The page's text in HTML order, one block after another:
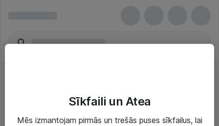
Sīkfaili un Atea
Mēs izmantojam pirmās un trešās puses sīkfailus, lai